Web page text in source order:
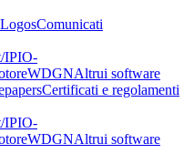
LogosComunicati
IPIO-
WDGNAltrui software
Certificati e regolamenti
IPIO-
WDGNAltrui software